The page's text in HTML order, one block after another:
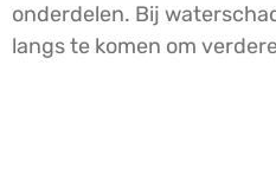
onderdelen. Bij
langs te komen om